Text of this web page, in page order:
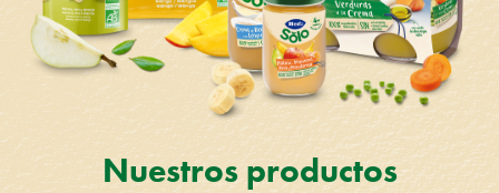
Nuestros productos